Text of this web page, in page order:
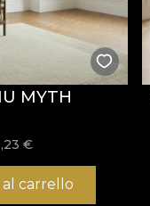
MYTH
€
carrello